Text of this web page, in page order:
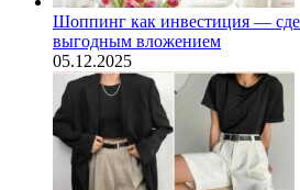
Шоппинг как инвестиция —
выгодным вложением
05.12.2025